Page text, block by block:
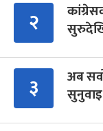
२
३
अब